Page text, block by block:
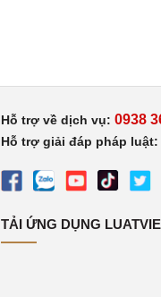
Hỗ trợ về dịch vụ: 0938
Hỗ trợ giải đáp pháp luật:
TẢI ỨNG DỤNG